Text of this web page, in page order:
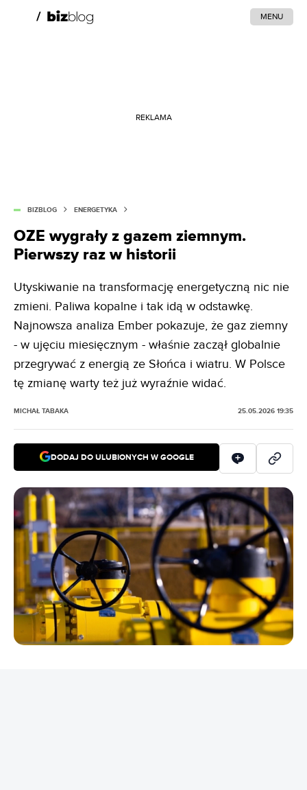
MENU
REKLAMA
BIZBLOG ENERGETYKA
OZE wygrały z gazem ziemnym.
Pierwszy raz w historii
Utyskiwanie na transformację energetyczną nic nie
zmieni. Paliwa kopalne i tak idą w odstawkę.
Najnowsza analiza Ember pokazuje, że gaz ziemny
- w ujęciu miesięcznym - właśnie zaczął globalnie
przegrywać z energią ze Słońca i wiatru. W Polsce
tę zmianę warty też już wyraźnie widać.
MICHAŁ TABAKA 25.05.2026 19:35
DODAJ DO ULUBIONYCH W GOOGLE